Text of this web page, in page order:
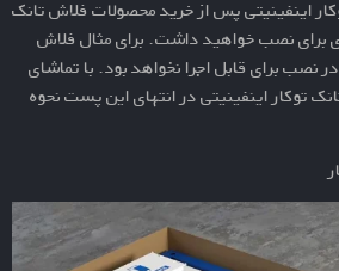
اینفینیتی پس از خرید محصولات فلاش تانک
برای نصب خواهید داشت. برای مثال فلاش
نصب برای قابل اجرا نخواهد بود. با تماشای
توکار اینفینیتی در انتهای این پست نحوه